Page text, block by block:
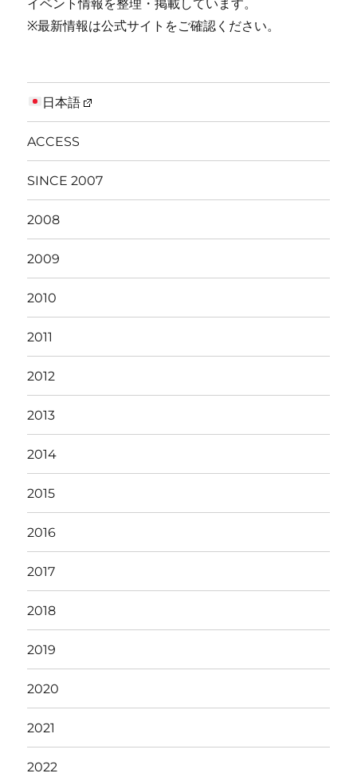
イベント情報を整理・掲載しています。
※最新情報は公式サイトをご確認ください。
日本語
ACCESS
SINCE 2007
2008
2009
2010
2011
2012
2013
2014
2015
2016
2017
2018
2019
2020
2021
2022